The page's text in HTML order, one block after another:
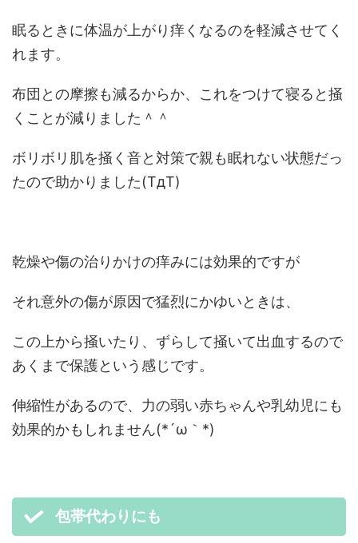
眠るときに体温が上がり痒くなるのを軽減させてく
れます。
布団との摩擦も減るからか、これをつけて寝ると掻
くことが減りました＾＾
ボリボリ肌を掻く音と対策で親も眠れない状態だっ
たので助かりました(TдT)
乾燥や傷の治りかけの痒みには効果的ですが
それ意外の傷が原因で猛烈にかゆいときは、
この上から掻いたり、ずらして掻いて出血するので
あくまで保護という感じです。
伸縮性があるので、力の弱い赤ちゃんや乳幼児にも
効果的かもしれません(*´ω｀*)
包帯代わりにも